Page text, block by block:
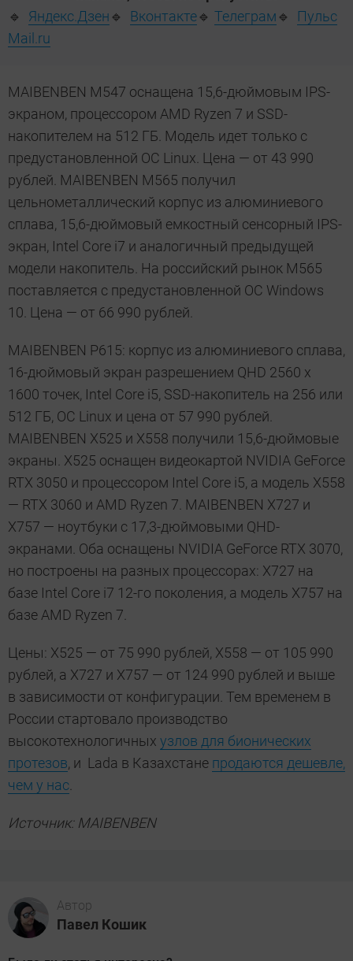
🔹 Яндекс.Дзен 🔹 Вконтакте🔹 Телеграм 🔹 Пульс
Mail.ru
MAIBENBEN М547 оснащена 15,6-дюймовым IPS-
экраном, процессором AMD Ryzen 7 и SSD-
накопителем на 512 ГБ. Модель идет только с
предустановленной ОС Linux. Цена — от 43 990
рублей. MAIBENBEN М565 получил
цельнометаллический корпус из алюминиевого
сплава, 15,6-дюймовый емкостный сенсорный IPS-
экран, Intel Core i7 и аналогичный предыдущей
модели накопитель. На российский рынок M565
поставляется с предустановленной OC Windows
10. Цена — от 66 990 рублей.
MAIBENBEN P615: корпус из алюминиевого сплава,
16-дюймовый экран разрешением QHD 2560 х
1600 точек, Intel Core i5, SSD-накопитель на 256 или
512 ГБ, ОС Linux и цена от 57 990 рублей.
MAIBENBEN X525 и Х558 получили 15,6-дюймовые
экраны. Х525 оснащен видеокартой NVIDIA GeForce
RTX 3050 и процессором Intel Core i5, а модель Х558
— RTX 3060 и AMD Ryzen 7. MAIBENBEN X727 и
Х757 — ноутбуки с 17,3-дюймовыми QHD-
экранами. Оба оснащены NVIDIA GeForce RTX 3070,
но построены на разных процессорах: Х727 на
базе Intel Core i7 12-го поколения, а модель Х757 на
базе AMD Ryzen 7.
Цены: Х525 — от 75 990 рублей, Х558 — от 105 990
рублей, а Х727 и Х757 — от 124 990 рублей и выше
в зависимости от конфигурации. Тем временем в
России стартовало производство
высокотехнологичных узлов для бионических
протезов, и Lada в Казахстане продаются дешевле,
чем у нас
Источник: MAIBENBEN
Автор
Павел Кошик